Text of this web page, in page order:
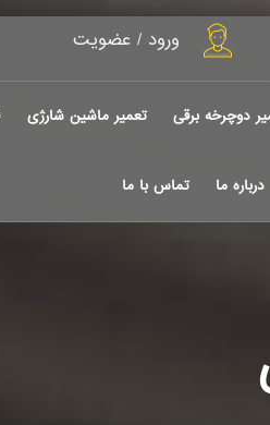
ورود / عضویت
دوچرخه برقی تعمیر ماشین شارژی
درباره ما تماس با ما